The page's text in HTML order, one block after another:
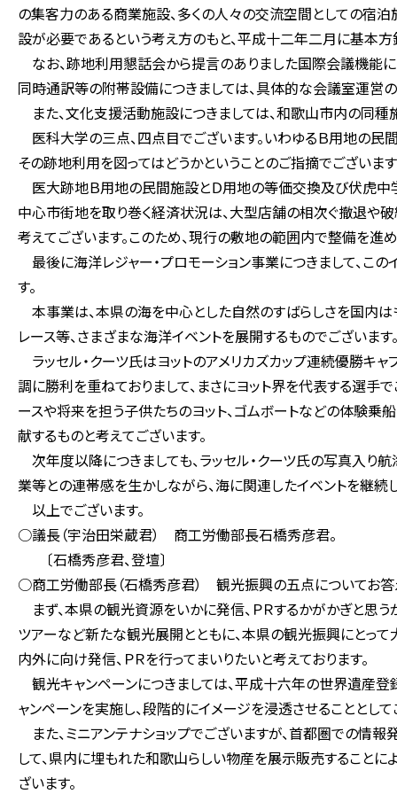
の集客力のある商業施設、多くの人々の交流空間としての宿
設が必要であるという考え方のもと、平成十二年二月に基本方
なお、跡地利用懇話会から提言のありました国際会議機能
同時通訳等の附帯設備につきましては、具体的な会議室運営
また、文化支援活動施設につきましては、和歌山市内の同種
医科大学の三点、四点目でございます。いわゆるＢ用地の民
その跡地利用を図ってはどうかということのご指摘でございます
医大跡地Ｂ用地の民間施設とＤ用地の等価交換及び伏虎中
中心市街地を取り巻く経済状況は、大型店舗の相次ぐ撤退や
考えてございます。このため、現行の敷地の範囲内で整備を進
最後に海洋レジャー・プロモーション事業につきまして、こ
す。
本事業は、本県の海を中心とした自然のすばらしさを国内は
レース等、さまざまな海洋イベントを展開するものでございます
ラッセル・クーツ氏はヨットのアメリカズカップ連続優勝キ
調に勝利を重ねておりまして、まさにヨット界を代表する選手
ースや将来を担う子供たちのヨット、ゴムボートなどの体験乗
献するものと考えてございます。
次年度以降につきましても、ラッセル・クーツ氏の写真入り
業等との連帯感を生かしながら、海に関連したイベントを継続
以上でございます。
○議長（宇治田栄蔵君） 商工労働部長石橋秀彦君。
〔石橋秀彦君、登壇〕
○商工労働部長（石橋秀彦君） 観光振興の五点についてお答
まず、本県の観光資源をいかに発信、ＰＲするかがかぎと思
ツアーなど新たな観光展開とともに、本県の観光振興にとっ
内外に向け発信、ＰＲを行ってまいりたいと考えております。
観光キャンペーンにつきましては、平成十六年の世界遺産
ャンペーンを実施し、段階的にイメージを浸透させることとして
また、ミニアンテナショップでございますが、首都圏での
して、県内に埋もれた和歌山らしい物産を展示販売すること
ざいます。